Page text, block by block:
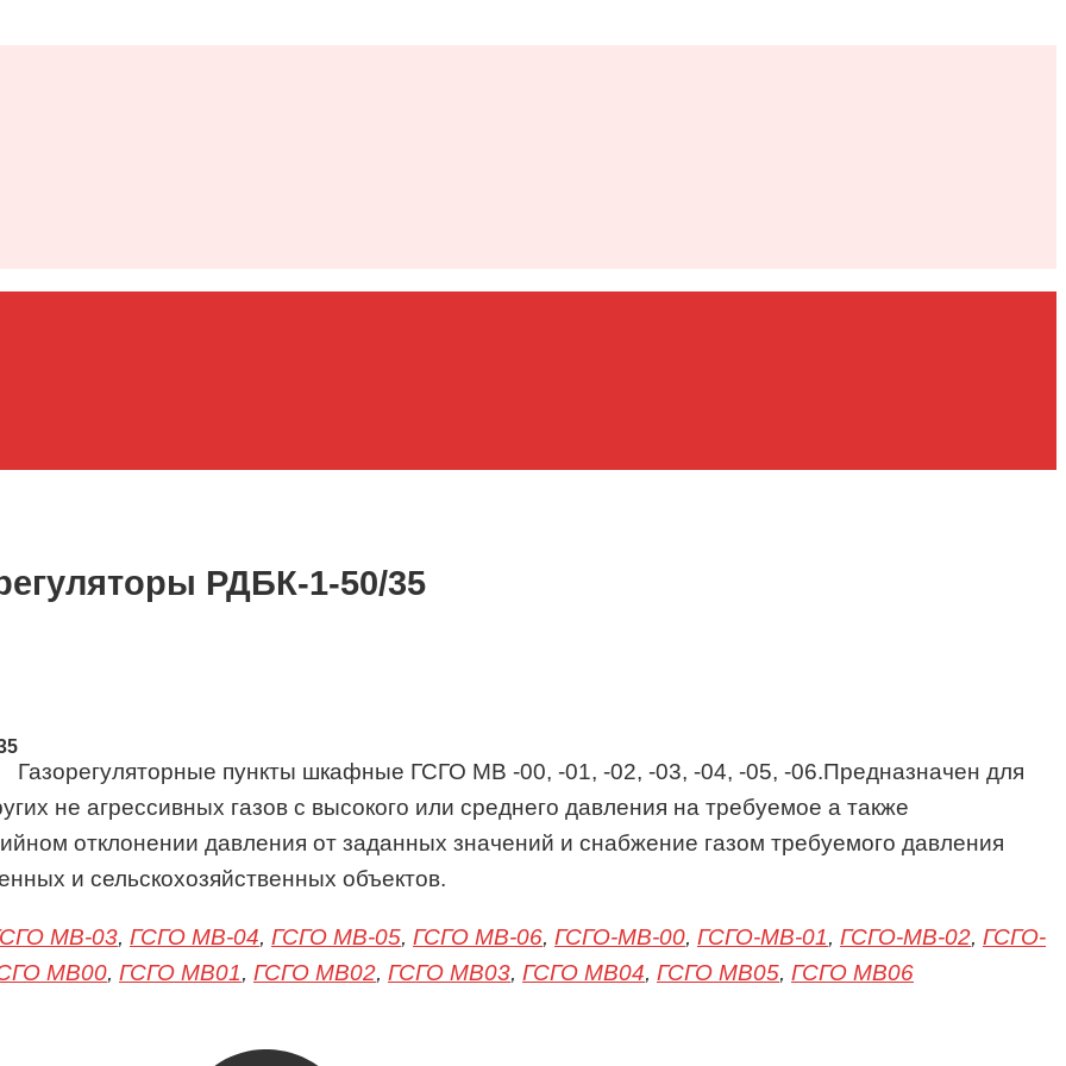
РДБК-1-50/35
Газорегуляторные пункты шкафные ГСГО МВ -00, -01, -02, -03, -04, -05, -06.Предназначен для
не агрессивных газов с высокого или среднего давления на требуемое а также
отклонении давления от заданных значений и снабжение газом требуемого давления
и сельскохозяйственных объектов.
МВ-03, ГСГО МВ-04, ГСГО МВ-05, ГСГО МВ-06, ГСГО-МВ-00, ГСГО-МВ-01, ГСГО-МВ-02, ГСГО-
МВ00, ГСГО МВ01, ГСГО МВ02, ГСГО МВ03, ГСГО МВ04, ГСГО МВ05, ГСГО МВ06